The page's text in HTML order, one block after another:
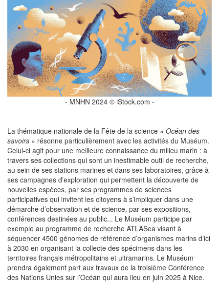
- MNHN 2024 © iStock.com -
La thématique nationale de la Fête de la science « Océan des
savoirs » résonne particulièrement avec les activités du Muséum.
Celui-ci agit pour une meilleure connaissance du milieu marin : à
travers ses collections qui sont un inestimable outil de recherche,
au sein de ses stations marines et dans ses laboratoires, grâce à
ses campagnes d’exploration qui permettent la découverte de
nouvelles espèces, par ses programmes de sciences
participatives qui invitent les citoyens à s’impliquer dans une
démarche d’observation et de science, par ses expositions,
conférences destinées au public... Le Muséum participe par
exemple au programme de recherche ATLASea visant à
séquencer 4500 génomes de référence d’organismes marins d’ici
à 2030 en organisant la collecte des spécimens dans les
territoires français métropolitains et ultramarins. Le Muséum
prendra également part aux travaux de la troisième Conférence
des Nations Unies sur l’Océan qui aura lieu en juin 2025 à Nice.